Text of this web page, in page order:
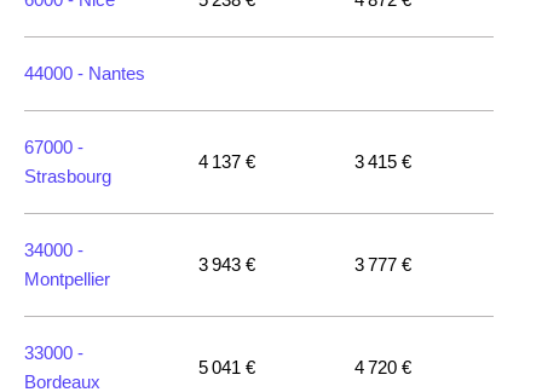
44000 - Nantes
67000 -
Strasbourg
4 137 € 3 415 €
34000 -
Montpellier
3 943 € 3 777 €
33000 -
Bordeaux
5 041 € 4 720 €